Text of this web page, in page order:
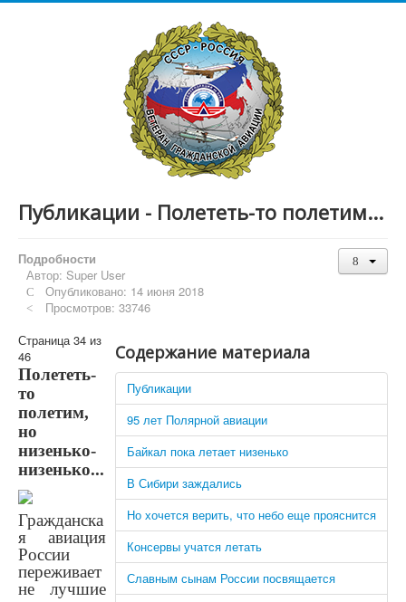
Публикации - Полететь-то полетим...
Подробности
Автор: Super User
Опубликовано: 14 июня 2018
Просмотров: 33746
Содержание материала
Публикации
95 лет Полярной авиации
Байкал пока летает низенько
В Сибири заждались
Но хочется верить, что небо еще прояснится
Консервы учатся летать
Славным сынам России посвящается
Страница 34 из
46
Полететь-
то
полетим,
но
низенько-
низенько...
Гражданска
я авиация
России
переживает
не лучшие